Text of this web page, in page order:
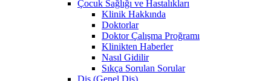
Çocuk Sağlığı ve Hastalıkları
Klinik Hakkında
Doktorlar
Doktor Çalışma Proğramı
Klinikten Haberler
Nasıl Gidilir
Sıkça Sorulan Sorular
Diş (Genel Diş)